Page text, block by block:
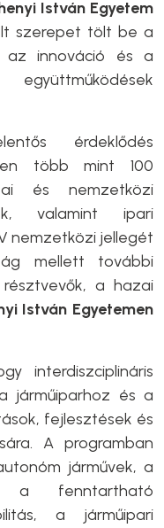
István Egyetem
szerepet tölt be a
az innováció és a
érdeklődés
több mint 100
és nemzetközi
valamint ipari
nemzetközi jellegét
mellett további
a hazai
István Egyetemen
interdiszciplináris
járműiparhoz és a
fejlesztések és
A programban
járművek, a
a fenntartható
a járműipari